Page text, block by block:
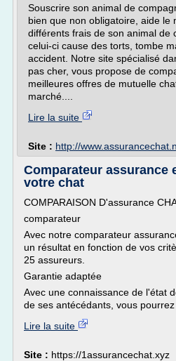
Souscrire son animal de
bien que non obligatoire, aide le
différents frais de son animal de
celui-ci cause des torts, tombe
accident. Notre site spécialisé
pas cher, vous propose de
meilleures offres de mutuelle
marché....
Lire la suite
Site : http://
Comparateur assurance
votre chat
COMPARAISON D'assurance
comparateur
Avec notre comparateur
un résultat en fonction de vos
25 assureurs.
Garantie adaptée
Avec une connaissance de l'état
de ses antécédants, vous pourrez
Lire la suite
Site : https://1assurancechat.xyz